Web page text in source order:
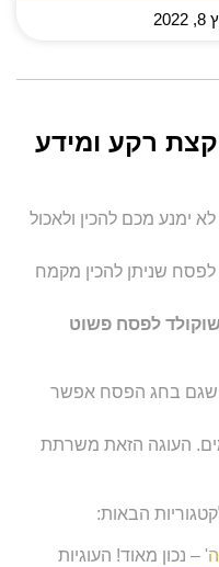
רקע ומידע
ימנע מכם להכין ולאכול
שניתן להכין מקמח
שוקולד לפסח פשוט
שגם בחג הפסח אפשר
העוגה הזאת משרתת
הבאות:
' – נכון מאוד! העוגיות